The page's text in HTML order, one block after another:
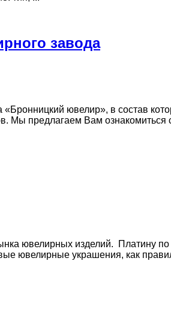
завода
ювелир», в состав
предлагаем Вам ознакомиться
ювелирных изделий. Платину
ювелирные украшения, как